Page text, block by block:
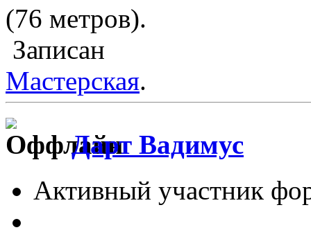
(76 метров).
Записан
Мастерская.
Дарт Вадимус
Активный участник